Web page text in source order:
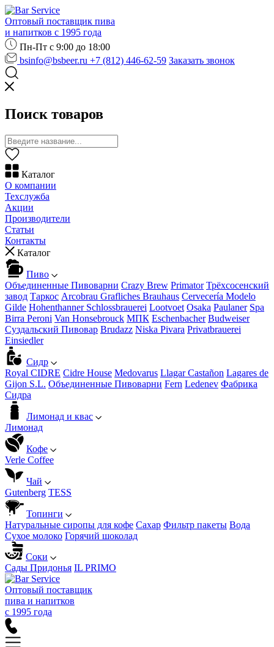
Оптовый поставщик пива
и напитков с 1995 года
Пн-Пт с 9:00 до 18:00
bsinfo@bsbeer.ru +7 (812) 446-62-59 Заказать звонок
Поиск товаров
Каталог
О компании
Техслужба
Акции
Производители
Статьи
Контакты
Каталог
Пиво
Объединенные Пивоварни Crazy Brew Primator Трёхсосенский
завод Таркос Arcobrau Grafliches Brauhaus Cervecería Modelo
Gilde Hohenthanner Schlossbrauerei Lootvoet Osaka Paulaner Spa
Birra Peroni Van Honsebrouck МПК Eschenbacher Budweiser
Суздальский Пивовар Brudazz Niska Pivara Privatbrauerei
Einsiedler
Сидр
Royal CIDRE Cidre House Medovarus Llagar Castañon Lagares de
Gijon S.L. Объединенные Пивоварни Fern Ledenev Фабрика
Сидра
Лимонад и квас
Лимонад
Кофе
Verle Coffee
Чай
Gutenberg TESS
Топинги
Натуральные сиропы для кофе Сахар Фильтр пакеты Вода
Сухое молоко Горячий шоколад
Соки
Сады Придонья IL PRIMO
Оптовый поставщик
пива и напитков
с 1995 года